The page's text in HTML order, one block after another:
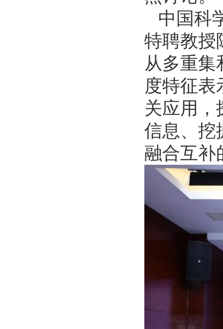
中国科
特聘教授
从多重集
度特征表
关应用，
信息、挖
融合互补